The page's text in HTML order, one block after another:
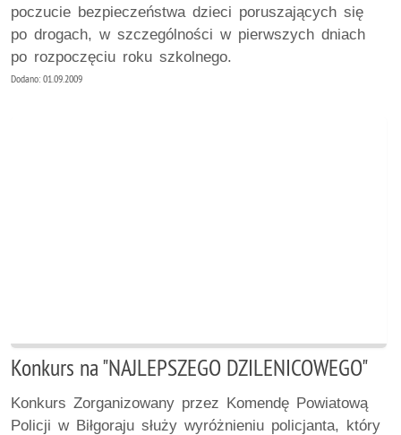
poczucie bezpieczeństwa dzieci poruszających się
po drogach, w szczególności w pierwszych dniach
po rozpoczęciu roku szkolnego.
Dodano: 01.09.2009
Konkurs na "NAJLEPSZEGO DZILENICOWEGO"
Konkurs Zorganizowany przez Komendę Powiatową
Policji w Biłgoraju służy wyróżnieniu policjanta, który